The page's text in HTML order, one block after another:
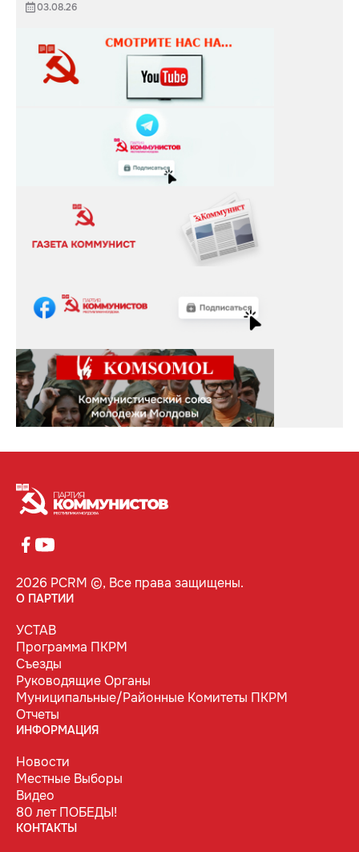
03.08.26
2026 PCRM ©, Все права защищены.
О ПАРТИИ
УСТАВ
Программа ПКРМ
Съезды
Руководящие Органы
Муниципальные/Районные Комитеты ПКРМ
Отчеты
ИНФОРМАЦИЯ
Новости
Местные Выборы
Видео
80 лет ПОБЕДЫ!
КОНТАКТЫ